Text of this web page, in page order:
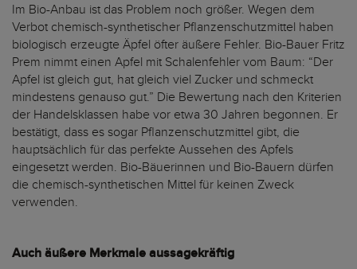
Im Bio-Anbau ist das Problem noch größer. Wegen dem
Verbot chemisch-synthetischer Pflanzenschutzmittel haben
biologisch erzeugte Äpfel öfter äußere Fehler. Bio-Bauer Fritz
Prem nimmt einen Apfel mit Schalenfehler vom Baum: “Der
Apfel ist gleich gut, hat gleich viel Zucker und schmeckt
mindestens genauso gut.” Die Bewertung nach den Kriterien
der Handelsklassen habe vor etwa 30 Jahren begonnen. Er
bestätigt, dass es sogar Pflanzenschutzmittel gibt, die
hauptsächlich für das perfekte Aussehen des Apfels
eingesetzt werden. Bio-Bäuerinnen und Bio-Bauern dürfen
die chemisch-synthetischen Mittel für keinen Zweck
verwenden.
Auch äußere Merkmale aussagekräftig